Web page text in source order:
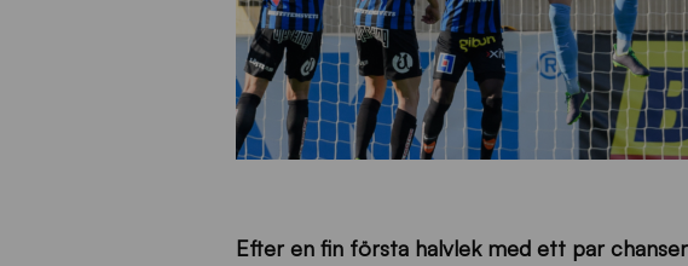
Efter en fin första halvlek med ett par